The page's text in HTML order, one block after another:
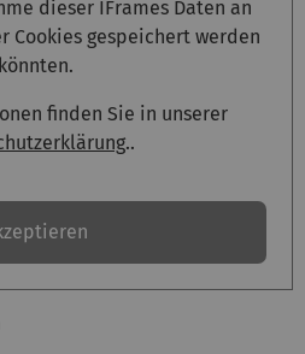
dieser IFrames Daten an
Cookies gespeichert werden
könnten.
finden Sie in unserer
..